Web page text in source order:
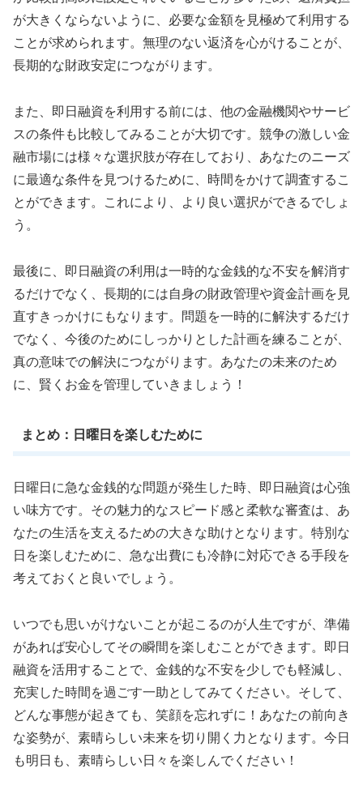
が大きくならないように、必要な金額を見極めて利用する
ことが求められます。無理のない返済を心がけることが、
長期的な財政安定につながります。
また、即日融資を利用する前には、他の金融機関やサービ
スの条件も比較してみることが大切です。競争の激しい金
融市場には様々な選択肢が存在しており、あなたのニーズ
に最適な条件を見つけるために、時間をかけて調査するこ
とができます。これにより、より良い選択ができるでしょ
う。
最後に、即日融資の利用は一時的な金銭的な不安を解消す
るだけでなく、長期的には自身の財政管理や資金計画を見
直すきっかけにもなります。問題を一時的に解決するだけ
でなく、今後のためにしっかりとした計画を練ることが、
真の意味での解決につながります。あなたの未来のため
に、賢くお金を管理していきましょう！
まとめ：日曜日を楽しむために
日曜日に急な金銭的な問題が発生した時、即日融資は心強
い味方です。その魅力的なスピード感と柔軟な審査は、あ
なたの生活を支えるための大きな助けとなります。特別な
日を楽しむために、急な出費にも冷静に対応できる手段を
考えておくと良いでしょう。
いつでも思いがけないことが起こるのが人生ですが、準備
があれば安心してその瞬間を楽しむことができます。即日
融資を活用することで、金銭的な不安を少しでも軽減し、
充実した時間を過ごす一助としてみてください。そして、
どんな事態が起きても、笑顔を忘れずに！あなたの前向き
な姿勢が、素晴らしい未来を切り開く力となります。今日
も明日も、素晴らしい日々を楽しんでください！